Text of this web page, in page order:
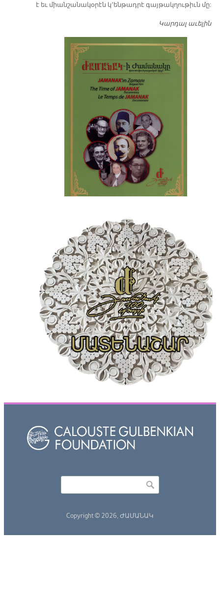
է եւ միանշանակօրէն կ՚ենթադրէ գայթակղութիւն մը:
Կարդալ աւելին
Copyright © 2026, ԺԱՄԱՆԱԿ